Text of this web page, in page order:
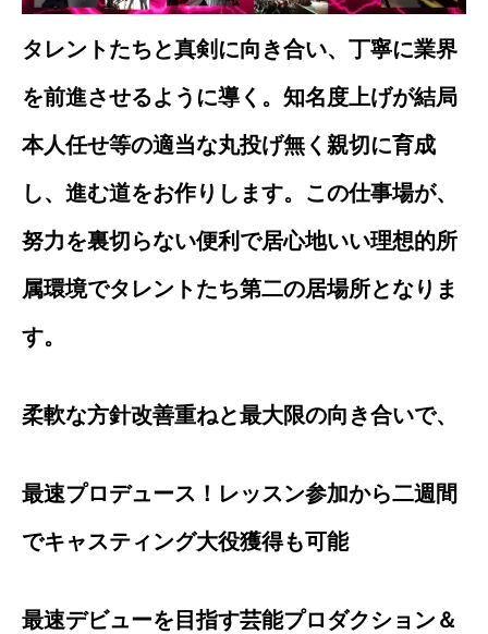
タレントたちと真剣に向き合い、丁寧に業界
を前進させるように導く。知名度上げが結局
本人任せ等の適当な丸投げ無く親切に育成
し、進む道をお作りします。この仕事場が、
努力を裏切らない便利で居心地いい理想的所
属環境でタレントたち第二の居場所となりま
す。
柔軟な方針改善重ねと最大限の向き合いで、
最速プロデュース！レッスン参加から二週間
でキャスティング大役獲得も可能
最速デビューを目指す芸能プロダクション＆